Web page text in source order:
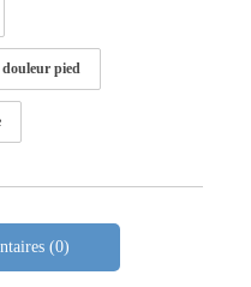
douleur pied
(0)